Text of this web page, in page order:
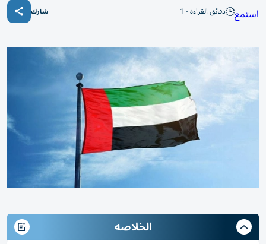
استمع دقائق القراءة - 1 شارك
الخلاصه